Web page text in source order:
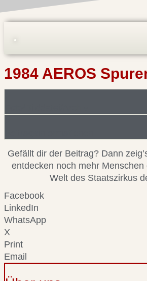
1984 AEROS
Gefällt dir der Beitrag? Dann
entdecken noch mehr
Welt des Staatszirkus
Facebook
LinkedIn
WhatsApp
X
Print
Email